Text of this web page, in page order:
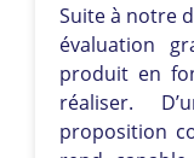
Suite à notre
évaluation
produit en
réaliser.
proposition